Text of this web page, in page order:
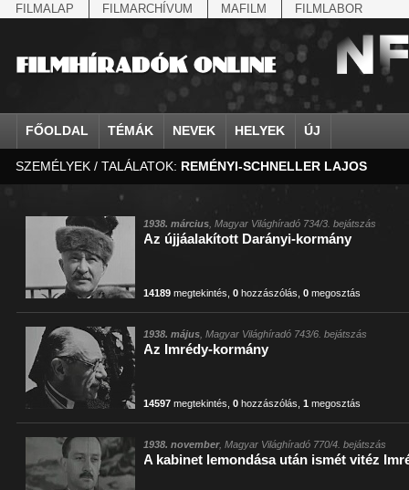
FILMALAP FILMARCHÍVUM MAFILM FILMLABOR
FŐOLDAL TÉMÁK NEVEK HELYEK ÚJ
agrárium
államfő
államosítás
Állatkert
állatvilág
amerikai magyarok
Anschluss
antant
antant
Antikomintern
április 4.
arisztokrácia
IV. Béla, magyar királ...
Aarons-Hughes, Ruth
Abe Nobuyuki
Aczél György
Aczél Ilona
Ádám Zoltán
Ady Endre
Agárdi Gábor
Ágotai Géza, dr.
Ahn Eak-tai
Aimone savoya-
Albert Ferenc
Albert Ferenc
Aarau
Abapuszta
Ácsteszér
Addisz-Abeba
Adony
Adua
Afrika
Aintree
Alag
Albánia
SZEMÉLYEK / TALÁLATOK: REMÉNYI-SCHNELLER LAJOS
1938. március , Magyar Világhíradó 734/3. bejátszás
Az újjáalakított Darányi-kormány
14189 megtekintés ,0 hozzászólás ,0 megosztás
1938. május , Magyar Világhíradó 743/6. bejátszás
Az Imrédy-kormány
14597 megtekintés ,0 hozzászólás ,1 megosztás
1938. november, Magyar Világhíradó 770/4. bejátszás
A kabinet lemondása után ismét vitéz